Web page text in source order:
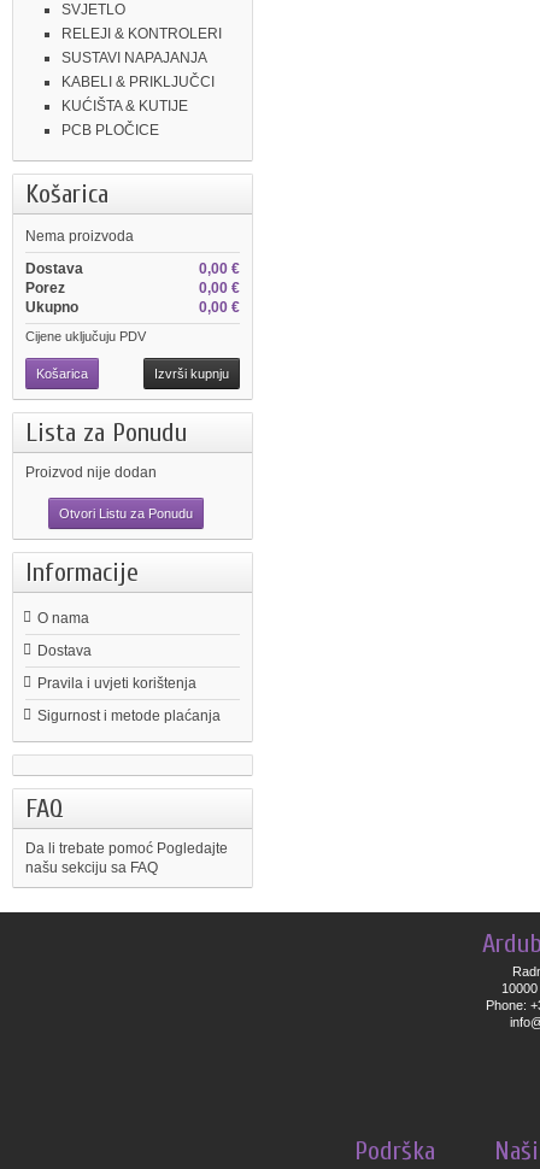
SVJETLO
RELEJI & KONTROLERI
SUSTAVI NAPAJANJA
KABELI & PRIKLJUČCI
KUĆIŠTA & KUTIJE
PCB PLOČICE
Košarica
Nema proizvoda
0,00 €
Dostava
0,00 €
Porez
0,00 €
Ukupno
Cijene uključuju PDV
Košarica Izvrši kupnju
Lista za Ponudu
Proizvod nije dodan
Otvori Listu za Ponudu
Informacije
O nama
Dostava
Pravila i uvjeti korištenja
Sigurnost i metode plaćanja
FAQ
Da li trebate pomoć Pogledajte
našu sekciju sa FAQ
Phone:
Podrška